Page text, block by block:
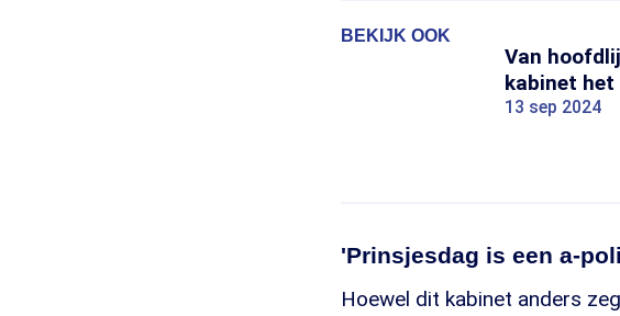
BEKIJK OOK
Van
kabinet het
13 sep 2024
'Prinsjesdag is een a-
Hoewel dit kabinet anders